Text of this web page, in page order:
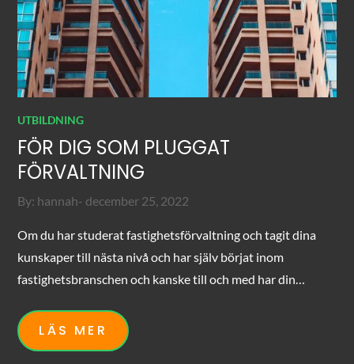
UTBILDNING
FÖR DIG SOM PLUGGAT
FÖRVALTNING
By: hannah Posted
december 25, 2022
Om du har studerat fastighetsförvaltning och tagit dina
kunskaper till nästa nivå och har själv börjat inom
fastighetsbranschen och kanske till och med har din…
LÄS MER